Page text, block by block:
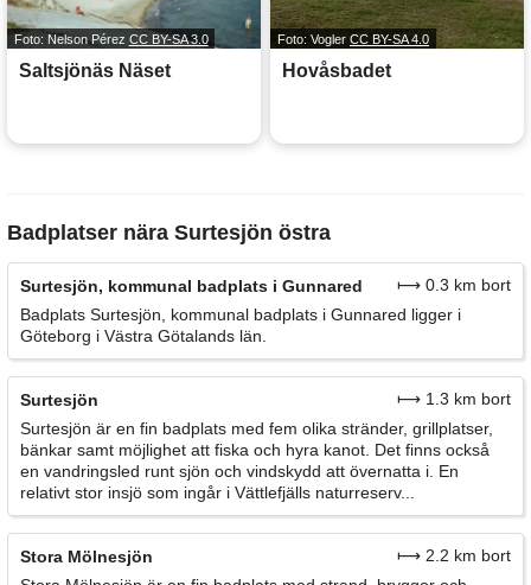
Foto: Nelson Pérez CC BY-SA 3.0
Saltsjönäs Näset
Foto: Vogler CC BY-SA 4.0
Hovåsbadet
Badplatser nära Surtesjön östra
Surtesjön, kommunal badplats i Gunnared
⟼ 0.3 km bort
Badplats Surtesjön, kommunal badplats i Gunnared ligger i
Göteborg i Västra Götalands län.
Surtesjön
⟼ 1.3 km bort
Surtesjön är en fin badplats med fem olika stränder, grillplatser,
bänkar samt möjlighet att fiska och hyra kanot. Det finns också
en vandringsled runt sjön och vindskydd att övernatta i. En
relativt stor insjö som ingår i Vättlefjälls naturreserv...
Stora Mölnesjön
⟼ 2.2 km bort